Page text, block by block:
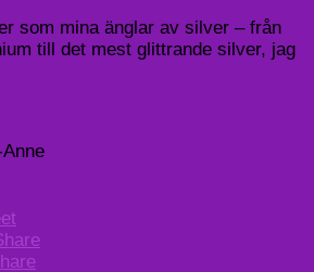
som mina änglar av silver – från
till det mest glittrande silver, jag